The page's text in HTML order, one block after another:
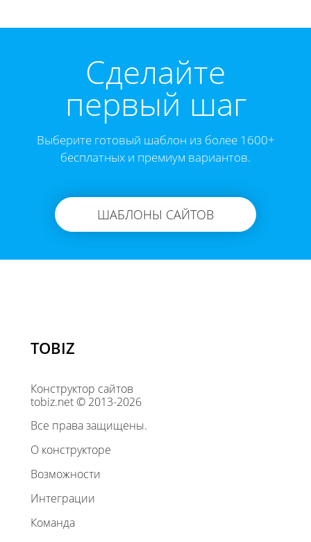
Cделайте
первый шаг
Выберите готовый шаблон из более 1600+
бесплатных и премиум вариантов.
ШАБЛОНЫ САЙТОВ
TOBIZ
Конструктор сайтов
tobiz.net © 2013-2026
Все права защищены.
О конструкторе
Возможности
Интеграции
Команда